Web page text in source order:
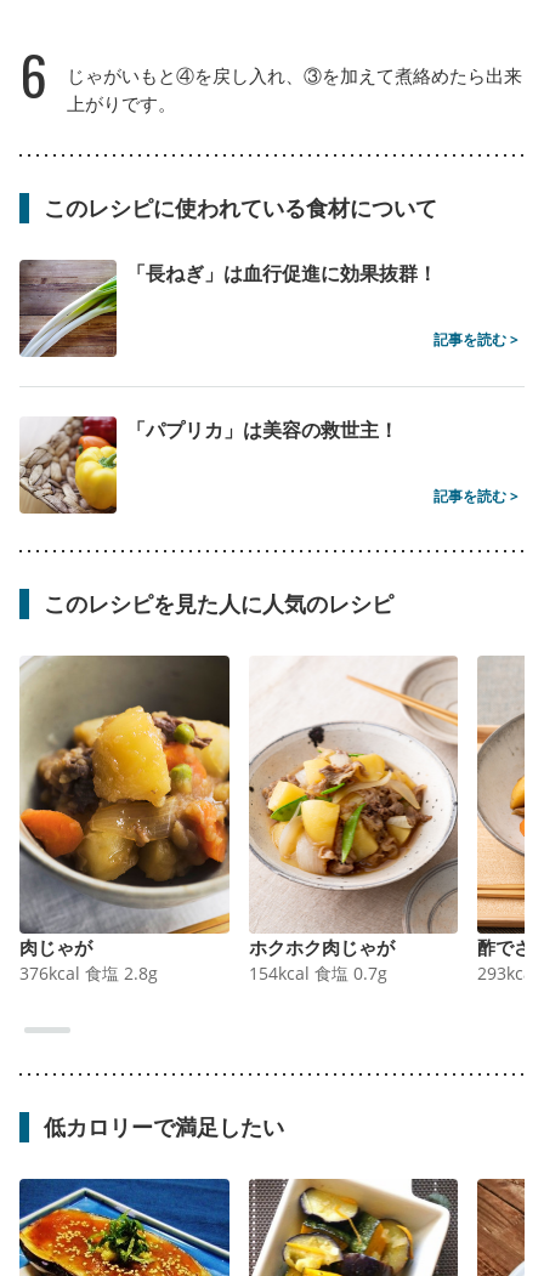
6
じゃがいもと④を戻し入れ、③を加えて煮絡めたら出来
上がりです。
このレシピに使われている食材について
「長ねぎ」は血行促進に効果抜群！
記事を読む >
「パプリカ」は美容の救世主！
記事を読む >
このレシピを見た人に人気のレシピ
肉じゃが
376kcal 食塩 2.8g
ホクホク肉じゃが
154kcal 食塩 0.7g
酢でさ
293kcal
低カロリーで満足したい